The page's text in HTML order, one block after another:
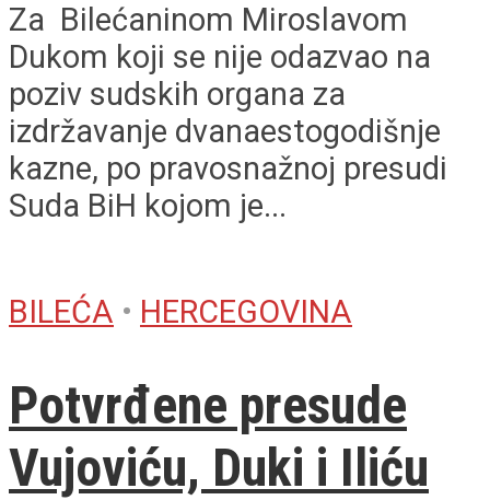
Za Bilećaninom Miroslavom
Dukom koji se nije odazvao na
poziv sudskih organa za
izdržavanje dvanaestogodišnje
kazne, po pravosnažnoj presudi
Suda BiH kojom je...
BILEĆA • HERCEGOVINA
Potvrđene presude
Vujoviću, Duki i Iliću